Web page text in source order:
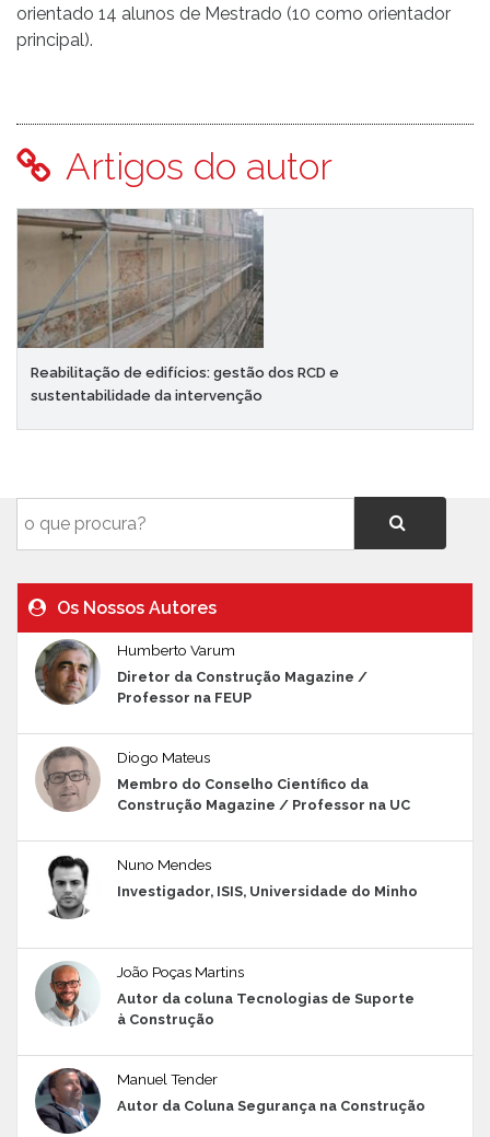
orientado 14 alunos de Mestrado (10 como orientador
principal).
Artigos do autor
Reabilitação de edifícios: gestão dos RCD e
sustentabilidade da intervenção
Os Nossos Autores
Humberto Varum
Diretor da Construção Magazine /
Professor na FEUP
Diogo Mateus
Membro do Conselho Científico da
Construção Magazine / Professor na UC
Nuno Mendes
Investigador, ISIS, Universidade do Minho
João Poças Martins
Autor da coluna Tecnologias de Suporte
à Construção
Manuel Tender
Autor da Coluna Segurança na Construção